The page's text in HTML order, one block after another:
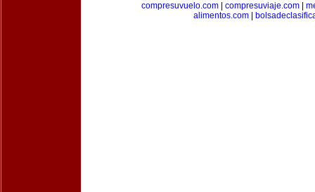
compresuvuelo.com
compresuviaje.com
alimentos.com